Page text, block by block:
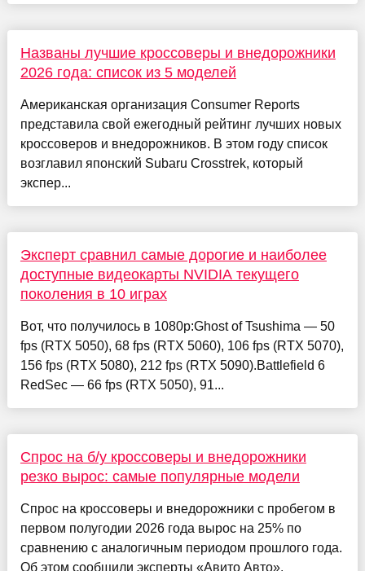
Названы лучшие кроссоверы и внедорожники
2026 года: список из 5 моделей
Американская организация Consumer Reports
представила свой ежегодный рейтинг лучших новых
кроссоверов и внедорожников. В этом году список
возглавил японский Subaru Crosstrek, который
экспер...
Эксперт сравнил самые дорогие и наиболее
доступные видеокарты NVIDIA текущего
поколения в 10 играх
Вот, что получилось в 1080p:Ghost of Tsushima — 50
fps (RTX 5050), 68 fps (RTX 5060), 106 fps (RTX 5070),
156 fps (RTX 5080), 212 fps (RTX 5090).Battlefield 6
RedSec — 66 fps (RTX 5050), 91...
Спрос на б/у кроссоверы и внедорожники
резко вырос: самые популярные модели
Спрос на кроссоверы и внедорожники с пробегом в
первом полугодии 2026 года вырос на 25% по
сравнению с аналогичным периодом прошлого года.
Об этом сообщили эксперты «Авито Авто».